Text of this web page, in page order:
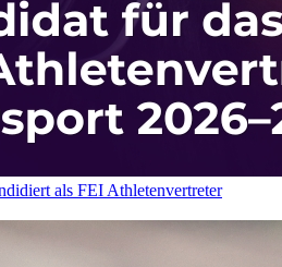
als FEI Athletenvertreter